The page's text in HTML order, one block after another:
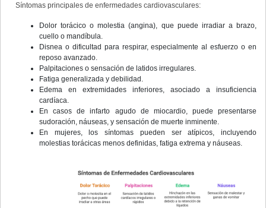
Síntomas principales de enfermedades cardiovasculares:
Dolor torácico o molestia (angina), que puede irradiar a brazo,
cuello o mandíbula.
Disnea o dificultad para respirar, especialmente al esfuerzo o en
reposo avanzado.
Palpitaciones o sensación de latidos irregulares.
Fatiga generalizada y debilidad.
Edema en extremidades inferiores, asociado a insuficiencia
cardíaca.
En casos de infarto agudo de miocardio, puede presentarse
sudoración, náuseas, y sensación de muerte inminente.
En mujeres, los síntomas pueden ser atípicos, incluyendo
molestias torácicas menos definidas, fatiga extrema y náuseas.